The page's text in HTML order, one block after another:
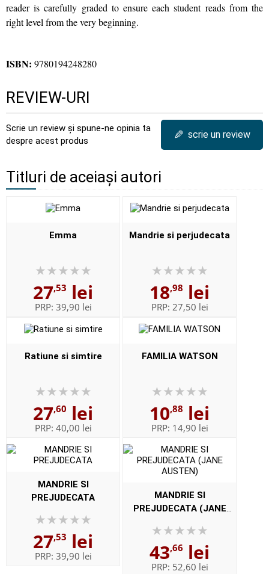
reader is carefully graded to ensure each student reads from the
right level from the very beginning.
ISBN: 9780194248280
REVIEW-URI
Scrie un review și spune-ne opinia ta
despre acest produs
✎ scrie un review
Titluri de aceiași autori
Emma
27,53 lei
PRP: 39,90 lei
Mandrie si perjudecata
18,98 lei
PRP: 27,50 lei
Ratiune si simtire
27,60 lei
PRP: 40,00 lei
FAMILIA WATSON
10,88 lei
PRP: 14,90 lei
MANDRIE SI
PREJUDECATA
27,53 lei
PRP: 39,90 lei
MANDRIE SI
PREJUDECATA (JANE
43,66 lei
PRP: 52,60 lei